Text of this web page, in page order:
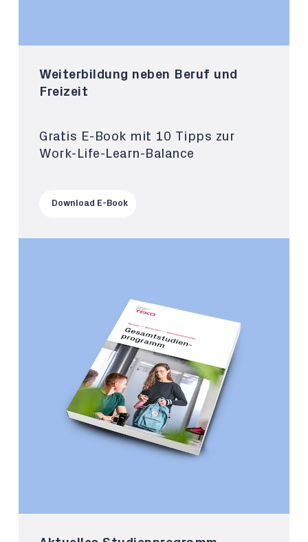
Weiterbildung neben Beruf und
Freizeit
Gratis E-Book mit 10 Tipps zur
Work-Life-Learn-Balance
Download E-Book